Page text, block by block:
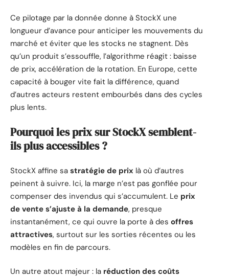
Ce pilotage par la donnée donne à StockX une
longueur d’avance pour anticiper les mouvements du
marché et éviter que les stocks ne stagnent. Dès
qu’un produit s’essouffle, l’algorithme réagit : baisse
de prix, accélération de la rotation. En Europe, cette
capacité à bouger vite fait la différence, quand
d’autres acteurs restent embourbés dans des cycles
plus lents.
Pourquoi les prix sur StockX semblent-
ils plus accessibles ?
StockX affine sa stratégie de prix là où d’autres
peinent à suivre. Ici, la marge n’est pas gonflée pour
compenser des invendus qui s’accumulent. Le prix
de vente s’ajuste à la demande, presque
instantanément, ce qui ouvre la porte à des offres
attractives, surtout sur les sorties récentes ou les
modèles en fin de parcours.
Un autre atout majeur : la réduction des coûts